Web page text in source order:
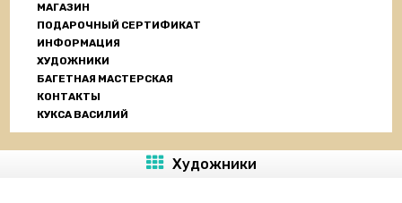
МАГАЗИН
ПОДАРОЧНЫЙ СЕРТИФИКАТ
ИНФОРМАЦИЯ
ХУДОЖНИКИ
БАГЕТНАЯ МАСТЕРСКАЯ
КОНТАКТЫ
КУКСА ВАСИЛИЙ
Художники